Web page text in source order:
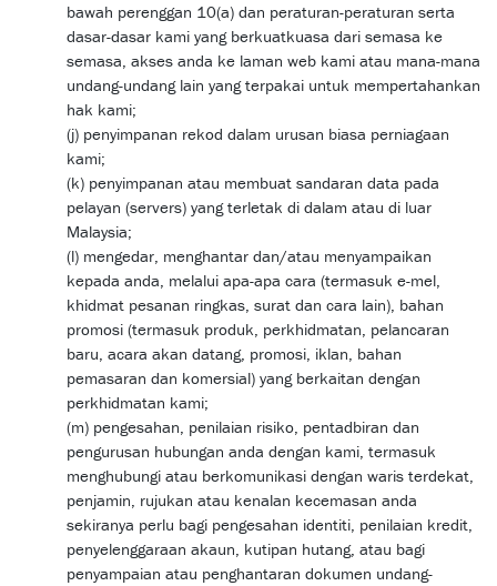
bawah perenggan 10(a) dan peraturan-peraturan serta
dasar-dasar kami yang berkuatkuasa dari semasa ke
semasa, akses anda ke laman web kami atau mana-mana
undang-undang lain yang terpakai untuk mempertahankan
hak kami;
(j) penyimpanan rekod dalam urusan biasa perniagaan
kami;
(k) penyimpanan atau membuat sandaran data pada
pelayan (servers) yang terletak di dalam atau di luar
Malaysia;
(l) mengedar, menghantar dan/atau menyampaikan
kepada anda, melalui apa-apa cara (termasuk e-mel,
khidmat pesanan ringkas, surat dan cara lain), bahan
promosi (termasuk produk, perkhidmatan, pelancaran
baru, acara akan datang, promosi, iklan, bahan
pemasaran dan komersial) yang berkaitan dengan
perkhidmatan kami;
(m) pengesahan, penilaian risiko, pentadbiran dan
pengurusan hubungan anda dengan kami, termasuk
menghubungi atau berkomunikasi dengan waris terdekat,
penjamin, rujukan atau kenalan kecemasan anda
sekiranya perlu bagi pengesahan identiti, penilaian kredit,
penyelenggaraan akaun, kutipan hutang, atau bagi
penyampaian atau penghantaran dokumen undang-